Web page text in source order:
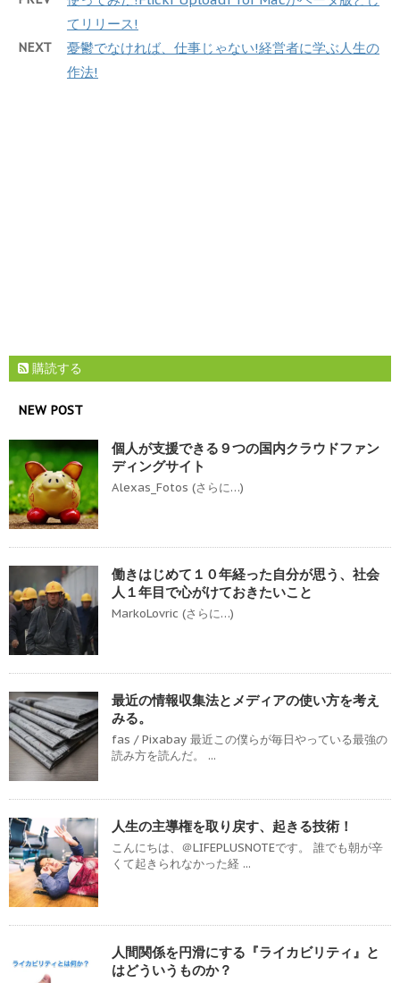
てリリース!
NEXT
憂鬱でなければ、仕事じゃない!経営者に学ぶ人生の
作法!
購読する
NEW POST
個人が支援できる９つの国内クラウドファン
ディングサイト
Alexas_Fotos (さらに…)
働きはじめて１０年経った自分が思う、社会
人１年目で心がけておきたいこと
MarkoLovric (さらに…)
最近の情報収集法とメディアの使い方を考え
みる。
fas / Pixabay 最近この僕らが毎日やっている最強の
読み方を読んだ。 ...
人生の主導権を取り戻す、起きる技術！
こんにちは、＠LIFEPLUSNOTEです。 誰でも朝が辛
くて起きられなかった経 ...
人間関係を円滑にする『ライカビリティ』と
はどういうものか？